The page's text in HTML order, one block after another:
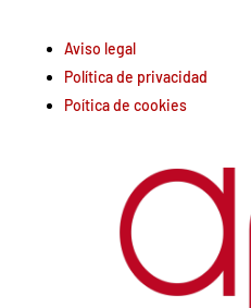
Aviso legal
Política de privacidad
Poítica de cookies